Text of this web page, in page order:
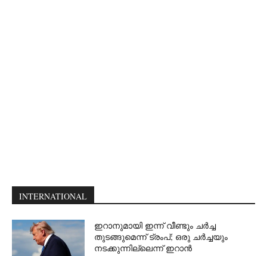
INTERNATIONAL
ഇറാനുമായി ഇന്ന് വീണ്ടും ചര്‍ച്ച
തുടങ്ങുമെന്ന് ട്രംപ്; ഒരു ചര്‍ച്ചയും
നടക്കുന്നില്ലെന്ന് ഇറാന്‍